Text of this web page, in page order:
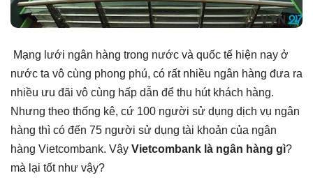
Mạng lưới ngân hàng trong nước và quốc tế hiện nay ở
nước ta vô cùng phong phú, có rất nhiều ngân hàng đưa ra
nhiều ưu đãi vô cùng hấp dẫn để thu hút khách hàng.
Nhưng theo thống kê, cứ 100 người sử dụng dịch vụ ngân
hàng thì có đến 75 người sử dụng tài khoản của ngân
hàng Vietcombank. Vậy Vietcombank là ngân hàng gì?
mà lại tốt như vậy?